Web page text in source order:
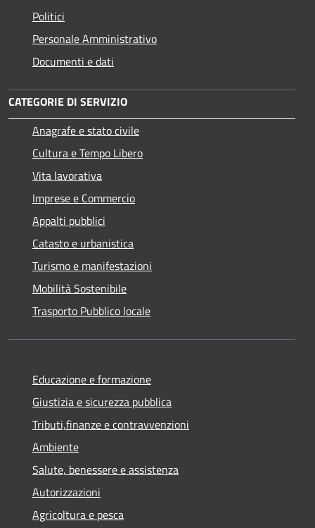
Politici
Personale Amministrativo
Documenti e dati
CATEGORIE DI SERVIZIO
Anagrafe e stato civile
Cultura e Tempo Libero
Vita lavorativa
Imprese e Commercio
Appalti pubblici
Catasto e urbanistica
Turismo e manifestazioni
Mobilità Sostenibile
Trasporto Pubblico locale
Educazione e formazione
Giustizia e sicurezza pubblica
Tributi,finanze e contravvenzioni
Ambiente
Salute, benessere e assistenza
Autorizzazioni
Agricoltura e pesca